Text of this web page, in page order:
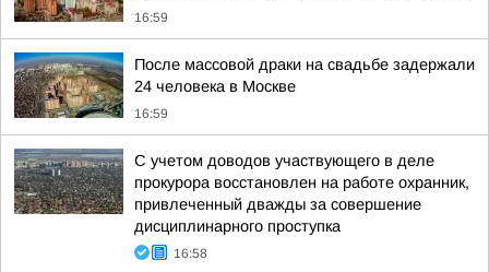
16:59
После массовой драки на свадьбе задержали
24 человека в Москве
16:59
С учетом доводов участвующего в деле
прокурора восстановлен на работе охранник,
привлеченный дважды за совершение
дисциплинарного проступка
16:58